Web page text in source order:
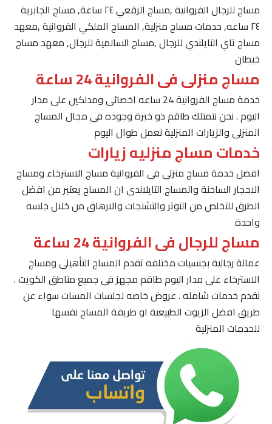
مساج للرجال الفروانية ,مساج الرقعي ٢٤ ساعة, مساج الجابرية
٢٤ ساعه, خدمات مساج منزلية, المساج الملكي الفروانية ,معهد
مساج تاي التايلندي للرجال ,مساج السالمية للرجال, معهد مساج
خيطان
مساج منزلى فى الفروانية 24 ساعة
خدمة مساج الفروانية 24 ساعه اخصائى ومدلكين على مدار
اليوم . نحن نتمتلك طاقم ذو خبرة وجوده فى مجال المساج
المنزلى والزيارات المنزلية نعمل طوال اليوم
خدمات مساج منزليه زيارات
افضل خدمة مساج منزلى فى الفروانية مساج الاسترخاء ومساج
الاحجار الساخنة والمساج التايلاندى ان المساج يعتبر من افضل
الطرق للتخلص من التوتر والتشنجات والارهاق من خلال جلسه
واحدة
مساج للرجال فى الفروانية 24 ساعة
عمالة رجالية بجنسيات مختلفه تقدم المساج التأهيلى ومساج
الاسترخاء على مدار اليوم طاقم مجهز فى جميع مناطق الكويت .
نقدم خدمات شامله . عروض خاصه لجلسات المسات سواء عن
طريق افضل الزيوت الطبيعية او طريقة المساج نفسها
للخدمات المنزلية